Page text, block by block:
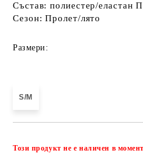
Състав: полиестер/еластан
Сезон: Пролет/лято
Размери:
S/M
Този продукт не е наличен в